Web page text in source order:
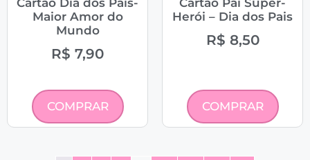
Cartão Dia dos Pais-
Maior Amor do
Mundo
R$ 7,90
COMPRAR
Cartão Pai Super-
Herói – Dia dos Pais
R$ 8,50
COMPRAR